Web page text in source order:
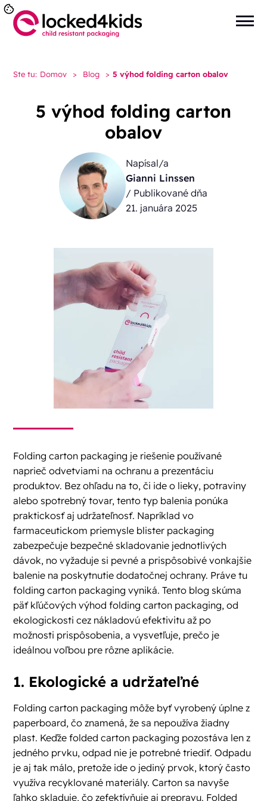
Ste tu: Domov > Blog > 5 výhod folding carton obalov
5 výhod folding carton
obalov
Napísal/a
Gianni Linssen
/ Publikované dňa
21. januára 2025
Folding carton packaging je riešenie používané
naprieč odvetviami na ochranu a prezentáciu
produktov. Bez ohľadu na to, či ide o lieky, potraviny
alebo spotrebný tovar, tento typ balenia ponúka
praktickosť aj udržateľnosť. Napríklad vo
farmaceutickom priemysle blister packaging
zabezpečuje bezpečné skladovanie jednotlivých
dávok, no vyžaduje si pevné a prispôsobivé vonkajšie
balenie na poskytnutie dodatočnej ochrany. Práve tu
folding carton packaging vyniká. Tento blog skúma
päť kľúčových výhod folding carton packaging, od
ekologickosti cez nákladovú efektivitu až po
možnosti prispôsobenia, a vysvetľuje, prečo je
ideálnou voľbou pre rôzne aplikácie.
1. Ekologické a udržateľné
Folding carton packaging môže byť vyrobený úplne z
paperboard, čo znamená, že sa nepoužíva žiadny
plast. Keďže folded carton packaging pozostáva len z
jedného prvku, odpad nie je potrebné triediť. Odpadu
je aj tak málo, pretože ide o jediný prvok, ktorý často
využíva recyklované materiály. Carton sa navyše
ľahko skladuje, čo zefektívňuje aj prepravu. Folded